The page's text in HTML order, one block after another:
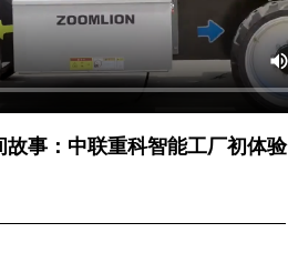
故事：中联重科智能工厂初体验